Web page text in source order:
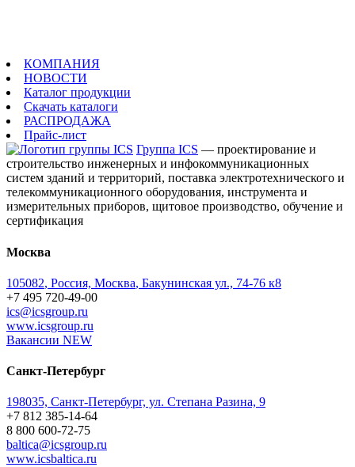
КОМПАНИЯ
НОВОСТИ
Каталог продукции
Скачать каталоги
РАСПРОДАЖА
Прайс-лист
Группа ICS — проектирование и
строительство инженерных и инфокоммуникационных
систем зданий и территорий, поставка электротехнического и
телекоммуникационного оборудования, инструмента и
измерительных приборов, щитовое производство, обучение и
сертификация
Москва
105082, Россия, Москва, Бакунинская ул., 74-76 к8
+7 495 720-49-00
ics@icsgroup.ru
www.icsgroup.ru
Вакансии NEW
Санкт-Петербург
198035, Санкт-Петербург, ул. Степана Разина, 9
+7 812 385-14-64
8 800 600-72-75
baltica@icsgroup.ru
www.icsbaltica.ru